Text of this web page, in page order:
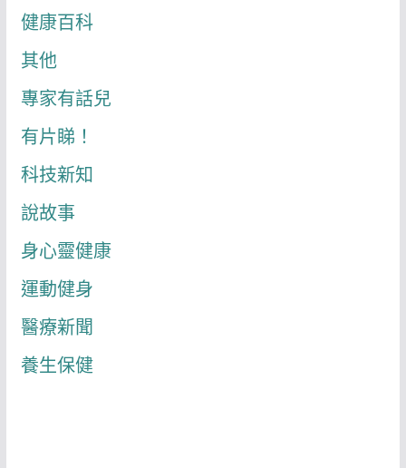
健康百科
其他
專家有話兒
有片睇！
科技新知
說故事
身心靈健康
運動健身
醫療新聞
養生保健